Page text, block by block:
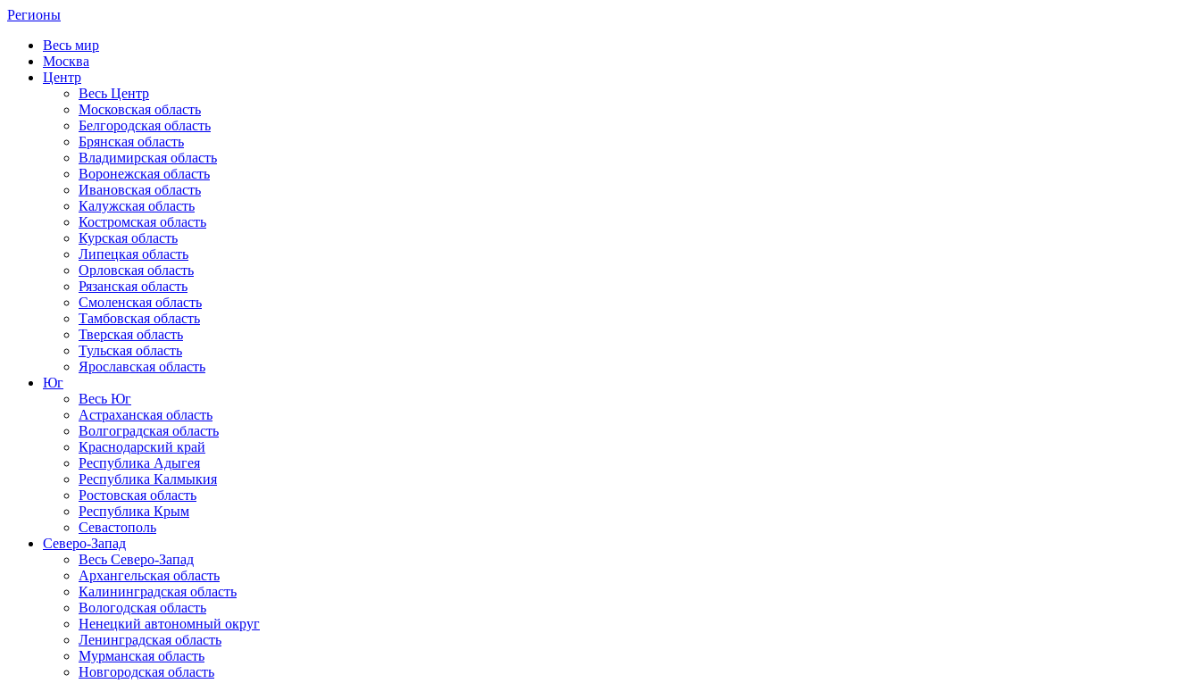
Регионы
Весь мир
Москва
Центр
Весь Центр
Московская область
Белгородская область
Брянская область
Владимирская область
Воронежская область
Ивановская область
Калужская область
Костромская область
Курская область
Липецкая область
Орловская область
Рязанская область
Смоленская область
Тамбовская область
Тверская область
Тульская область
Ярославская область
Юг
Весь Юг
Астраханская область
Волгоградская область
Краснодарский край
Республика Адыгея
Республика Калмыкия
Ростовская область
Республика Крым
Севастополь
Северо-Запад
Весь Северо-Запад
Архангельская область
Калининградская область
Вологодская область
Ненецкий автономный округ
Ленинградская область
Мурманская область
Новгородская область